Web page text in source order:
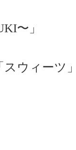
〜」
スウィーツ